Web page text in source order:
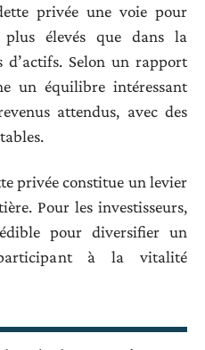
privée une voie pour
plus élevés que dans la
d’actifs. Selon un rapport
un équilibre intéressant
attendus, avec des
privée constitue un levier
Pour les investisseurs,
pour diversifier un
à la vitalité